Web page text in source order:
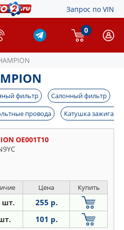
Запрос по VIN
0
фильтр Салонный фильтр
провода Катушка
OE001T10
Цена Купить
шт. 255 р.
101 р.